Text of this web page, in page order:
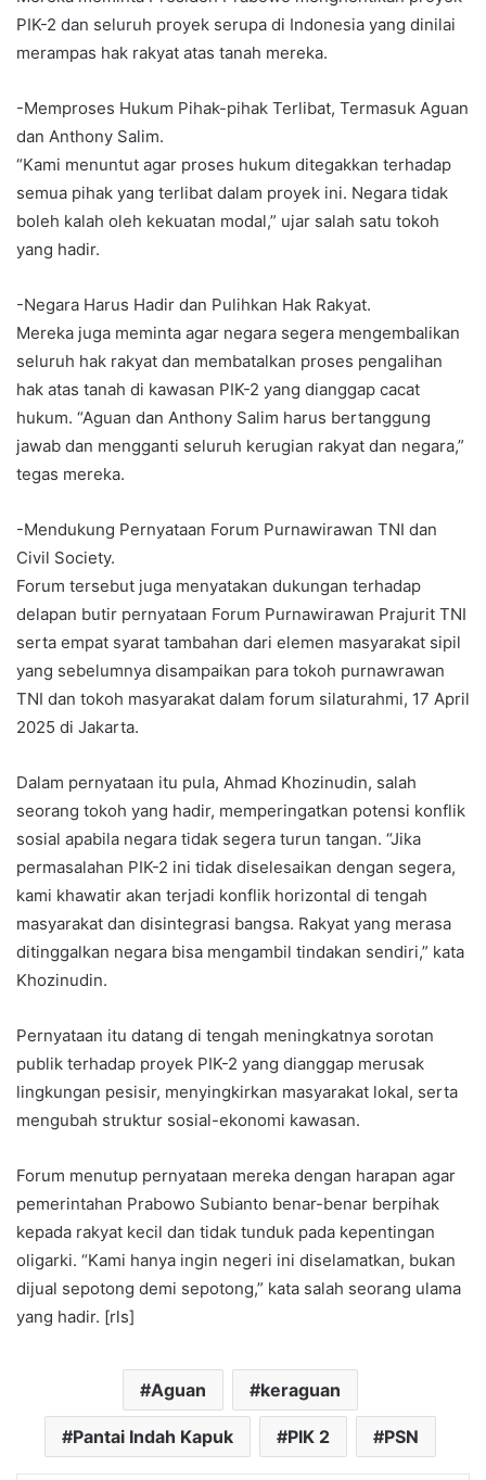
PIK-2 dan seluruh proyek serupa di Indonesia yang dinilai
merampas hak rakyat atas tanah mereka.
-Memproses Hukum Pihak-pihak Terlibat, Termasuk Aguan
dan Anthony Salim.
“Kami menuntut agar proses hukum ditegakkan terhadap
semua pihak yang terlibat dalam proyek ini. Negara tidak
boleh kalah oleh kekuatan modal,” ujar salah satu tokoh
yang hadir.
-Negara Harus Hadir dan Pulihkan Hak Rakyat.
Mereka juga meminta agar negara segera mengembalikan
seluruh hak rakyat dan membatalkan proses pengalihan
hak atas tanah di kawasan PIK-2 yang dianggap cacat
hukum. “Aguan dan Anthony Salim harus bertanggung
jawab dan mengganti seluruh kerugian rakyat dan negara,”
tegas mereka.
-Mendukung Pernyataan Forum Purnawirawan TNI dan
Civil Society.
Forum tersebut juga menyatakan dukungan terhadap
delapan butir pernyataan Forum Purnawirawan Prajurit TNI
serta empat syarat tambahan dari elemen masyarakat sipil
yang sebelumnya disampaikan para tokoh purnawrawan
TNI dan tokoh masyarakat dalam forum silaturahmi, 17 April
2025 di Jakarta.
Dalam pernyataan itu pula, Ahmad Khozinudin, salah
seorang tokoh yang hadir, memperingatkan potensi konflik
sosial apabila negara tidak segera turun tangan. “Jika
permasalahan PIK-2 ini tidak diselesaikan dengan segera,
kami khawatir akan terjadi konflik horizontal di tengah
masyarakat dan disintegrasi bangsa. Rakyat yang merasa
ditinggalkan negara bisa mengambil tindakan sendiri,” kata
Khozinudin.
Pernyataan itu datang di tengah meningkatnya sorotan
publik terhadap proyek PIK-2 yang dianggap merusak
lingkungan pesisir, menyingkirkan masyarakat lokal, serta
mengubah struktur sosial-ekonomi kawasan.
Forum menutup pernyataan mereka dengan harapan agar
pemerintahan Prabowo Subianto benar-benar berpihak
kepada rakyat kecil dan tidak tunduk pada kepentingan
oligarki. “Kami hanya ingin negeri ini diselamatkan, bukan
dijual sepotong demi sepotong,” kata salah seorang ulama
yang hadir. [rls]
Aguan keraguan
Pantai Indah Kapuk PIK 2 PSN